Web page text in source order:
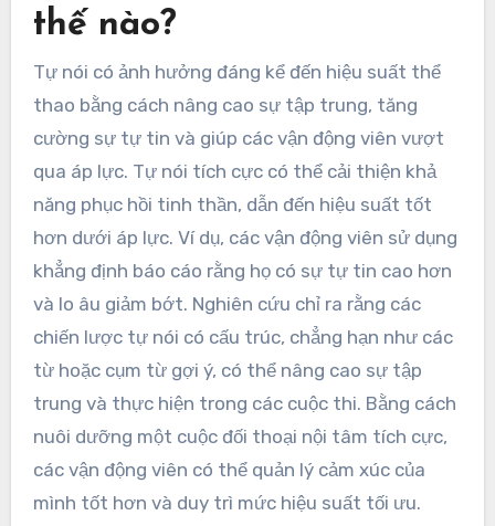
thế nào?
Tự nói có ảnh hưởng đáng kể đến hiệu suất thể
thao bằng cách nâng cao sự tập trung, tăng
cường sự tự tin và giúp các vận động viên vượt
qua áp lực. Tự nói tích cực có thể cải thiện khả
năng phục hồi tinh thần, dẫn đến hiệu suất tốt
hơn dưới áp lực. Ví dụ, các vận động viên sử dụng
khẳng định báo cáo rằng họ có sự tự tin cao hơn
và lo âu giảm bớt. Nghiên cứu chỉ ra rằng các
chiến lược tự nói có cấu trúc, chẳng hạn như các
từ hoặc cụm từ gợi ý, có thể nâng cao sự tập
trung và thực hiện trong các cuộc thi. Bằng cách
nuôi dưỡng một cuộc đối thoại nội tâm tích cực,
các vận động viên có thể quản lý cảm xúc của
mình tốt hơn và duy trì mức hiệu suất tối ưu.